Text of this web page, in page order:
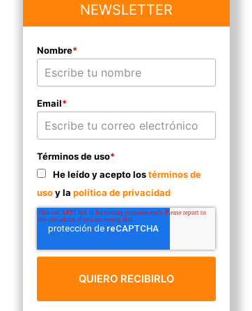
NEWSLETTER
Nombre*
Email*
Términos de uso*
He leído y acepto lostérminos de
usoy la política de privacidad